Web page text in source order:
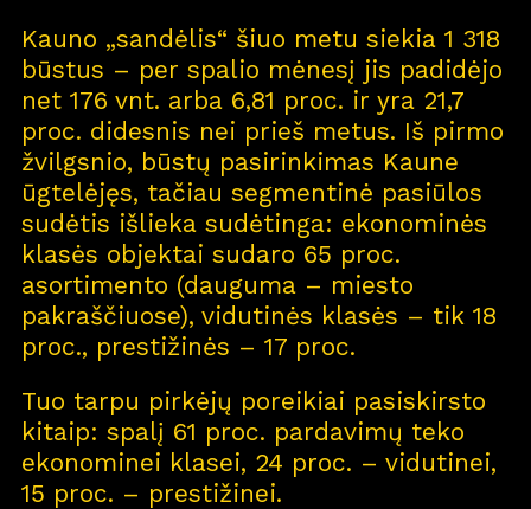
Kauno „sandėlis“ šiuo metu siekia 1 318
būstus – per spalio mėnesį jis padidėjo
net 176 vnt. arba 6,81 proc. ir yra 21,7
proc. didesnis nei prieš metus. Iš pirmo
žvilgsnio, būstų pasirinkimas Kaune
ūgtelėjęs, tačiau segmentinė pasiūlos
sudėtis išlieka sudėtinga: ekonominės
klasės objektai sudaro 65 proc.
asortimento (dauguma – miesto
pakraščiuose), vidutinės klasės – tik 18
proc., prestižinės – 17 proc.
Tuo tarpu pirkėjų poreikiai pasiskirsto
kitaip: spalį 61 proc. pardavimų teko
ekonominei klasei, 24 proc. – vidutinei,
15 proc. – prestižinei.